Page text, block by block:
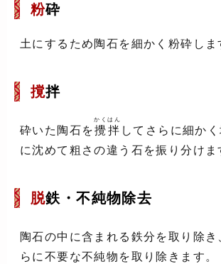
粉砕
土にするため陶石を細かく粉砕しま
撹拌
砕いた陶石を攪拌
かくはん
してさらに細か
に沈めて粗さの違う石を振り分けま
脱鉄・不純物除去
陶石の中に含まれる鉄分を取り除き
らに不要な不純物を取り除きます。